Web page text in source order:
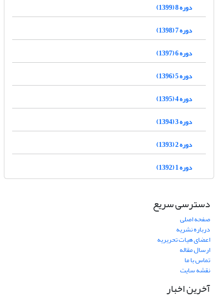
دوره 8 (1399)
دوره 7 (1398)
دوره 6 (1397)
دوره 5 (1396)
دوره 4 (1395)
دوره 3 (1394)
دوره 2 (1393)
دوره 1 (1392)
دسترسی سریع
صفحه اصلی
درباره نشریه
اعضای هیات تحریریه
ارسال مقاله
تماس با ما
نقشه سایت
آخرین اخبار